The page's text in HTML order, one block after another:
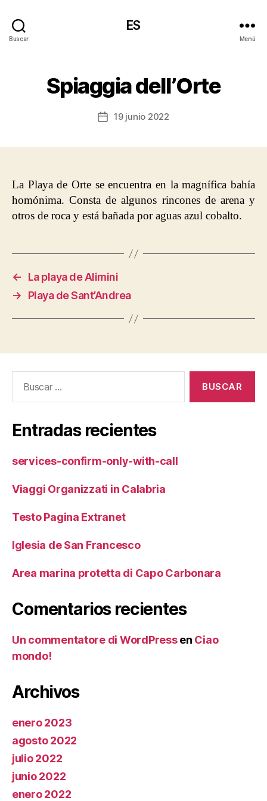
Buscar
ES
Menú
Spiaggia dell’Orte
Fecha19 junio 2022
La Playa de Orte se encuentra en la magnífica bahía
homónima. Consta de algunos rincones de arena y
otros de roca y está bañada por aguas azul cobalto.
←
La playa de Alimini
→
Playa de Sant’Andrea
Entradas recientes
services-confirm-only-with-call
Viaggi Organizzati in Calabria
Testo Pagina Extranet
Iglesia de San Francesco
Area marina protetta di Capo Carbonara
Comentarios recientes
Un commentatore di WordPressen Ciao
mondo!
Archivos
enero 2023
agosto 2022
julio 2022
junio 2022
enero 2022